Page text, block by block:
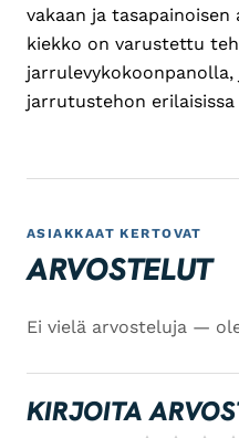
vakaan ja tasapainoisen
kiekko on varustettu
jarrutustehon
ASIAKKAAT KERTOVAT
ARVOSTELUT
Ei vielä arvosteluja —
KIRJOITA